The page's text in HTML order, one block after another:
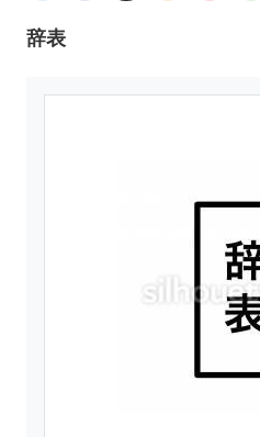
辞表